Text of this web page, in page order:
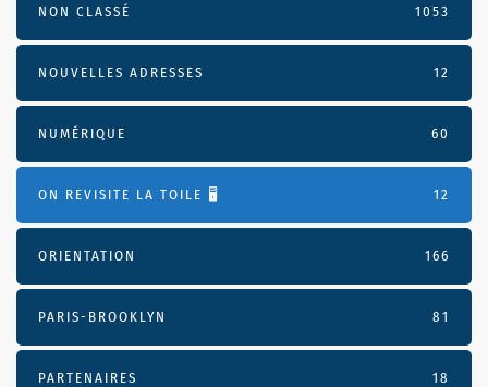
NON CLASSÉ 1053
NOUVELLES ADRESSES 12
NUMÉRIQUE 60
ON REVISITE LA TOILE 🖥️ 12
ORIENTATION 166
PARIS-BROOKLYN 81
PARTENAIRES 18